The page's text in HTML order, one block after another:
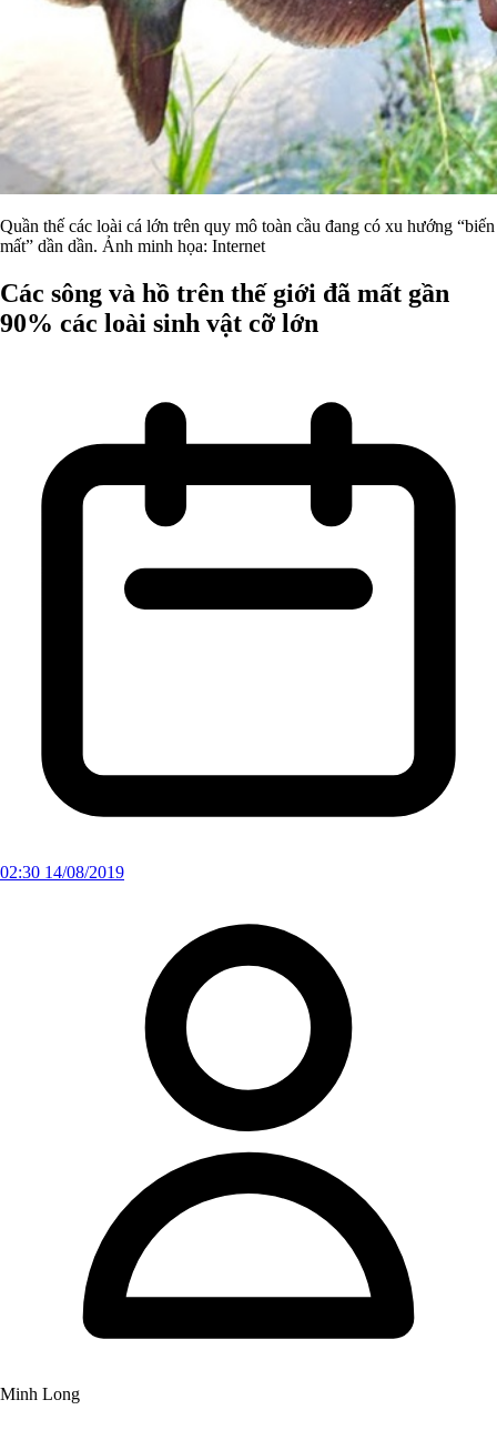
Quần thế các loài cá lớn trên quy mô toàn cầu đang có xu hướng “biến
mất” dần dần. Ảnh minh họa: Internet
Các sông và hồ trên thế giới đã mất gần
90% các loài sinh vật cỡ lớn
02:30 14/08/2019
Minh Long